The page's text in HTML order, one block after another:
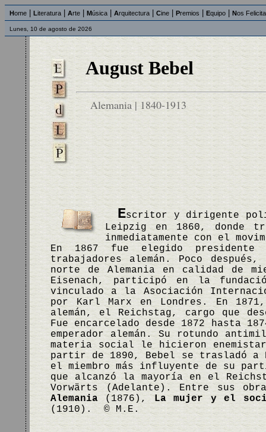
Home Literatura Arte Música Arquitectura Cine Premios Equipo Nos
Lunes, 10 de agosto de 2026
August Bebel
Alemania | 1840-1913
Escritor y dirigente
Leipzig en 1860, donde
inmediatamente con el
En 1867 fue elegido
trabajadores alemán. Poco
norte de Alemania en calidad de
Eisenach, participó en la
vinculado a la Asociación
por Karl Marx en Londres. En
alemán, el Reichstag, cargo que
Fue encarcelado desde 1872 hasta
emperador alemán. Su rotundo
materia social le hicieron
partir de 1890, Bebel se trasladó a
el miembro más influyente de su
que alcanzó la mayoría en el
Vorwärts (Adelante). Entre sus
Alemania(1876),La mujer y el
(1910). © M.E.